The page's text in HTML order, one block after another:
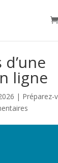
ligne
| Préparez-